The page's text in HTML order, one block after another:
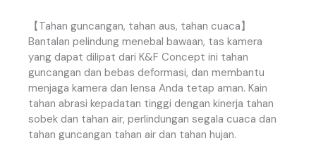
【Tahan guncangan, tahan aus, tahan cuaca】
Bantalan pelindung menebal bawaan, tas kamera
yang dapat dilipat dari K&F Concept ini tahan
guncangan dan bebas deformasi, dan membantu
menjaga kamera dan lensa Anda tetap aman. Kain
tahan abrasi kepadatan tinggi dengan kinerja tahan
sobek dan tahan air, perlindungan segala cuaca dan
tahan guncangan tahan air dan tahan hujan.